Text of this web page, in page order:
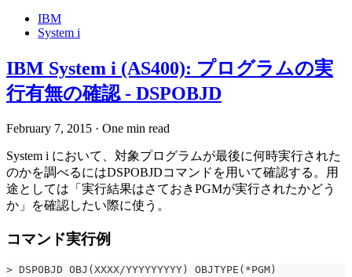
IBM
System i
IBM System i (AS400): プログラムの実
行有無の確認 - DSPOBJD
February 7, 2015 · One min read
System i において、対象プログラムが最後に何時実行された
のかを調べるにはDSPOBJDコマンドを用いて確認する。用
途としては「実行結果はさておきPGMが実行されたかどう
か」を確認したい際に使う。
コマンド実行例
> DSPOBJD OBJ(XXXX/YYYYYYYYY) OBJTYPE(*PGM)